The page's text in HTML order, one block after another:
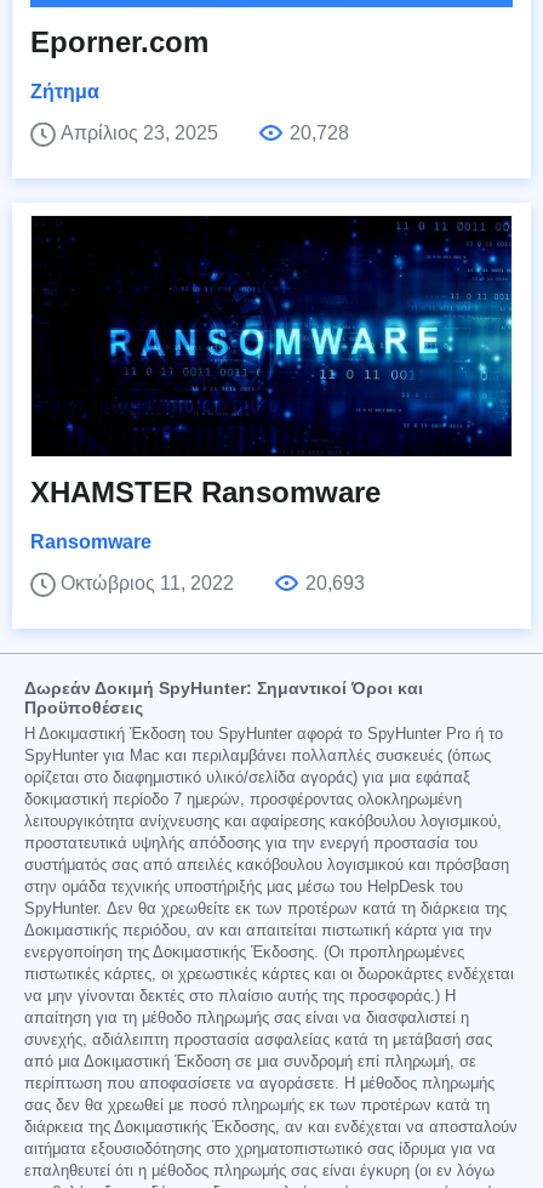
Eporner.com
Ζήτημα
Απρίλιος 23, 2025
20,728
XHAMSTER Ransomware
Ransomware
Οκτώβριος 11, 2022
20,693
Δωρεάν Δοκιμή SpyHunter: Σημαντικοί Όροι και
Προϋποθέσεις
Η Δοκιμαστική Έκδοση του SpyHunter αφορά το SpyHunter Pro ή το
SpyHunter για Mac και περιλαμβάνει πολλαπλές συσκευές (όπως
ορίζεται στο διαφημιστικό υλικό/σελίδα αγοράς) για μια εφάπαξ
δοκιμαστική περίοδο 7 ημερών, προσφέροντας ολοκληρωμένη
λειτουργικότητα ανίχνευσης και αφαίρεσης κακόβουλου λογισμικού,
προστατευτικά υψηλής απόδοσης για την ενεργή προστασία του
συστήματός σας από απειλές κακόβουλου λογισμικού και πρόσβαση
στην ομάδα τεχνικής υποστήριξής μας μέσω του HelpDesk του
SpyHunter. Δεν θα χρεωθείτε εκ των προτέρων κατά τη διάρκεια της
Δοκιμαστικής περιόδου, αν και απαιτείται πιστωτική κάρτα για την
ενεργοποίηση της Δοκιμαστικής Έκδοσης. (Οι προπληρωμένες
πιστωτικές κάρτες, οι χρεωστικές κάρτες και οι δωροκάρτες ενδέχεται
να μην γίνονται δεκτές στο πλαίσιο αυτής της προσφοράς.) Η
απαίτηση για τη μέθοδο πληρωμής σας είναι να διασφαλιστεί η
συνεχής, αδιάλειπτη προστασία ασφαλείας κατά τη μετάβασή σας
από μια Δοκιμαστική Έκδοση σε μια συνδρομή επί πληρωμή, σε
περίπτωση που αποφασίσετε να αγοράσετε. Η μέθοδος πληρωμής
σας δεν θα χρεωθεί με ποσό πληρωμής εκ των προτέρων κατά τη
διάρκεια της Δοκιμαστικής Έκδοσης, αν και ενδέχεται να αποσταλούν
αιτήματα εξουσιοδότησης στο χρηματοπιστωτικό σας ίδρυμα για να
επαληθευτεί ότι η μέθοδος πληρωμής σας είναι έγκυρη (οι εν λόγω